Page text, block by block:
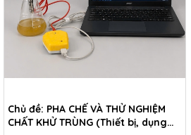
Chủ đề: PHA CHẾ VÀ THỬ NGHIỆM
CHẤT KHỬ TRÙNG (Thiết bị, dụng